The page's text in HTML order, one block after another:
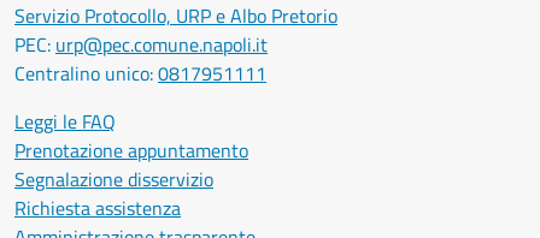
Servizio Protocollo, URP e Albo Pretorio
PEC: urp@pec.comune.napoli.it
Centralino unico:0817951111
Leggi le FAQ
Prenotazione appuntamento
Segnalazione disservizio
Richiesta assistenza